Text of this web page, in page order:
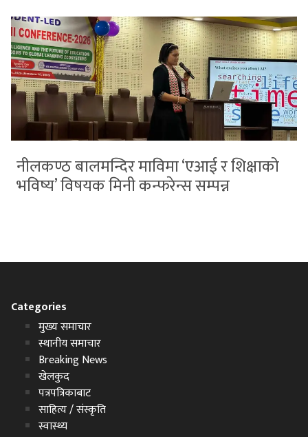
नीलकण्ठ बालमन्दिर माविमा ‘एआई र शिक्षाको
भविष्य’ विषयक मिनी कन्फरेन्स सम्पन्न
Categories
मुख्य समाचार
स्थानीय समाचार
Breaking News
खेलकुद
पत्रपत्रिकाबाट
साहित्य / संस्कृति
स्वास्थ्य